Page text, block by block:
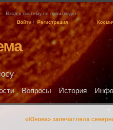
Вход в систему не произведен
Войти / Регистрация
Вопросы История
«Юнона» запечатлела